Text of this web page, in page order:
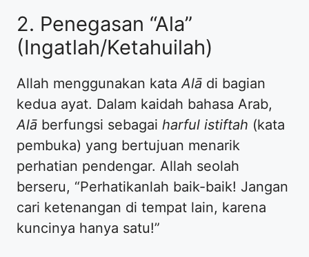
2. Penegasan “Ala”
(Ingatlah/Ketahuilah)
Allah menggunakan kata Alā di bagian
kedua ayat. Dalam kaidah bahasa Arab,
Alā berfungsi sebagai harful istiftah (kata
pembuka) yang bertujuan menarik
perhatian pendengar. Allah seolah
berseru, “Perhatikanlah baik-baik! Jangan
cari ketenangan di tempat lain, karena
kuncinya hanya satu!”